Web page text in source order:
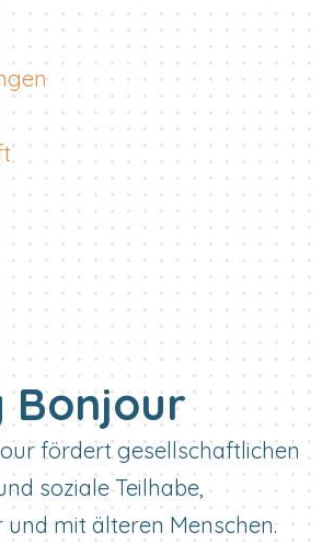
fördert gesellschaftlichen
soziale Teilhabe,
mit älteren Menschen.